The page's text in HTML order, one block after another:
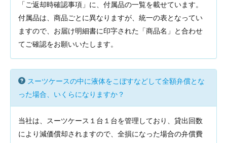
「ご返却時確認事項」に、付属品の一覧を載せています。
付属品は、商品ごとに異なりますが、統一の表となってい
ますので、お届け明細書に印字された「商品名」と合わせ
てご確認をお願いいたします。
スーツケースの中に液体をこぼすなどして全額弁償とな
った場合、いくらになりますか？
当社は、スーツケース１台１台を管理しており、貸出回数
により減価償却されますので、全損になった場合の弁償費